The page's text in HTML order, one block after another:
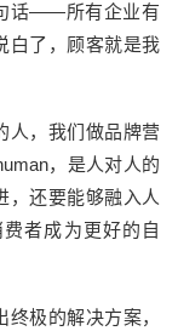
话——所有企业有
白了，顾客就是我
人，我们做品牌营
，是人对人的
，还要能够融入人
者成为更好的自
极的解决方案，